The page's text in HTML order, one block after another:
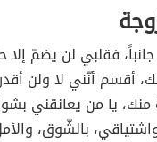
فقلبي لن يضمّ
أقسم أنّني لا ولن
منك، يا من يعانقني
بالشّوق،